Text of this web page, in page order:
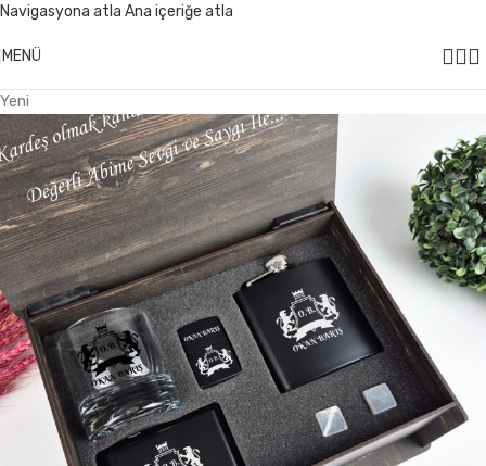
Navigasyona atla Ana içeriğe atla
MENÜ
Yeni